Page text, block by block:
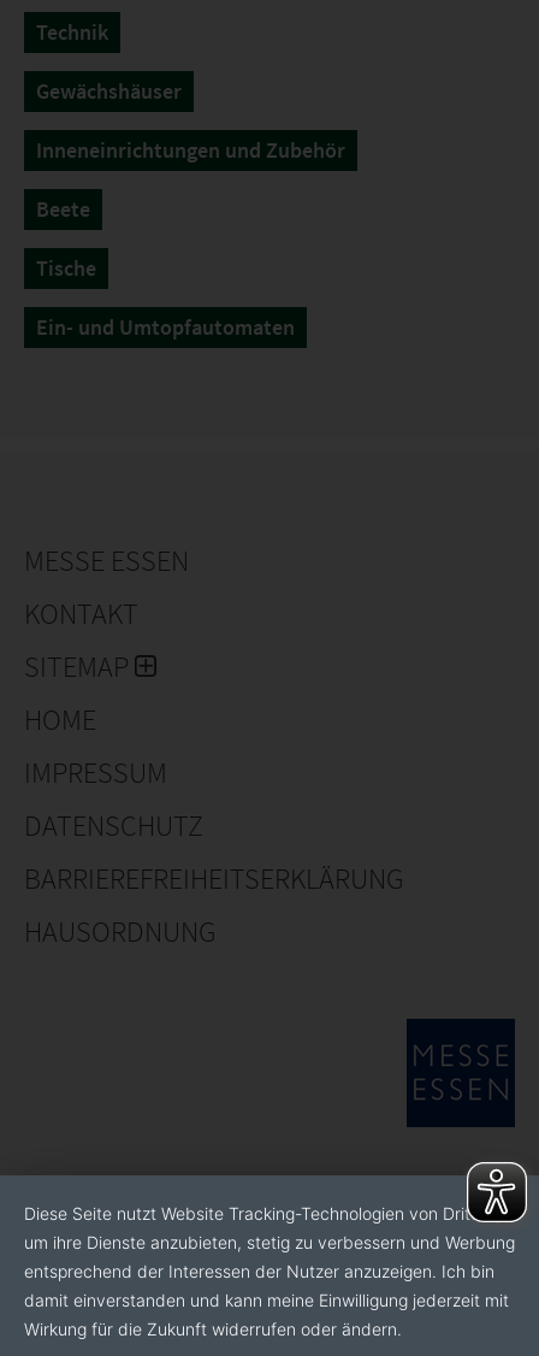
Technik
Gewächshäuser
Inneneinrichtungen und Zubehör
Beete
Tische
Ein- und Umtopfautomaten
MESSE ESSEN
KONTAKT
SITEMAP
HOME
IMPRESSUM
DATENSCHUTZ
BARRIEREFREIHEITSERKLÄRUNG
HAUSORDNUNG
Diese Seite nutzt Website Tracking-Technologien von Dritten,
um ihre Dienste anzubieten, stetig zu verbessern und Werbung
entsprechend der Interessen der Nutzer anzuzeigen. Ich bin
damit einverstanden und kann meine Einwilligung jederzeit mit
Wirkung für die Zukunft widerrufen oder ändern.